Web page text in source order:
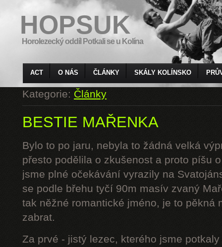
HOPSUK
Horolezecký oddíl Potkali se u Kolína
ACT O NÁS ČLÁNKY SKÁLY KOLÍNSKO
Kategorie:Články
BESTIE MAŘENKA
Bylo to po jaru, nebyla to žádná velká
přesto podělila o zkušenost a proto píšu
jsme plné očekávání vyrazily na
se podle břehu tyčí 90m masív zvaný
tak něžné romantické jméno, je to pěkná
zabrat.
Za prvé - jistý lezec, kterého jsme